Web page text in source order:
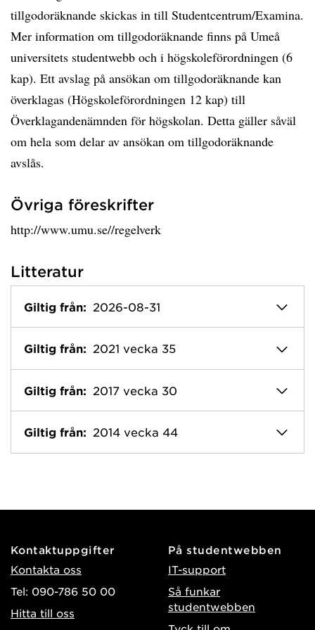
tillgodoräknande skickas in till Studentcentrum/Examina.
Mer information om tillgodoräknande finns på Umeå
universitets studentwebb och i högskoleförordningen (6
kap). Ett avslag på ansökan om tillgodoräknande kan
överklagas (Högskoleförordningen 12 kap) till
Överklagandenämnden för högskolan. Detta gäller såväl
om hela som delar av ansökan om tillgodoräknande
avslås.
Övriga föreskrifter
http://www.umu.se//regelverk
Litteratur
Giltig från: 2026-08-31
Giltig från: 2021 vecka 35
Giltig från: 2017 vecka 30
Giltig från: 2014 vecka 44
Kontaktuppgifter
Kontakta oss
Tel: 090-786 50 00
Hitta till oss
På studentwebben
IT-support
Så funkar
studentwebben